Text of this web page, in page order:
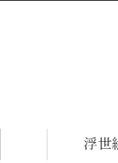
浮世